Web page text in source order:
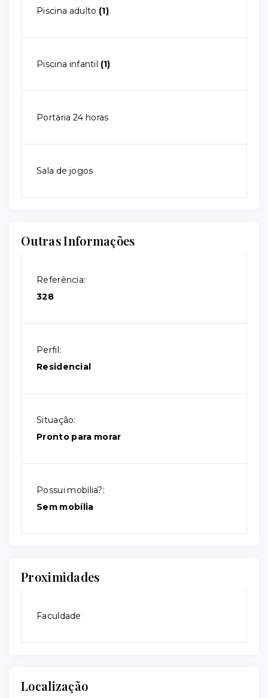
Piscina adulto (1)
Piscina infantil (1)
Portaria 24 horas
Sala de jogos
Outras Informações
Referência:
328
Perfil:
Residencial
Situação:
Pronto para morar
Possui mobília?:
Sem mobília
Proximidades
Faculdade
Localização